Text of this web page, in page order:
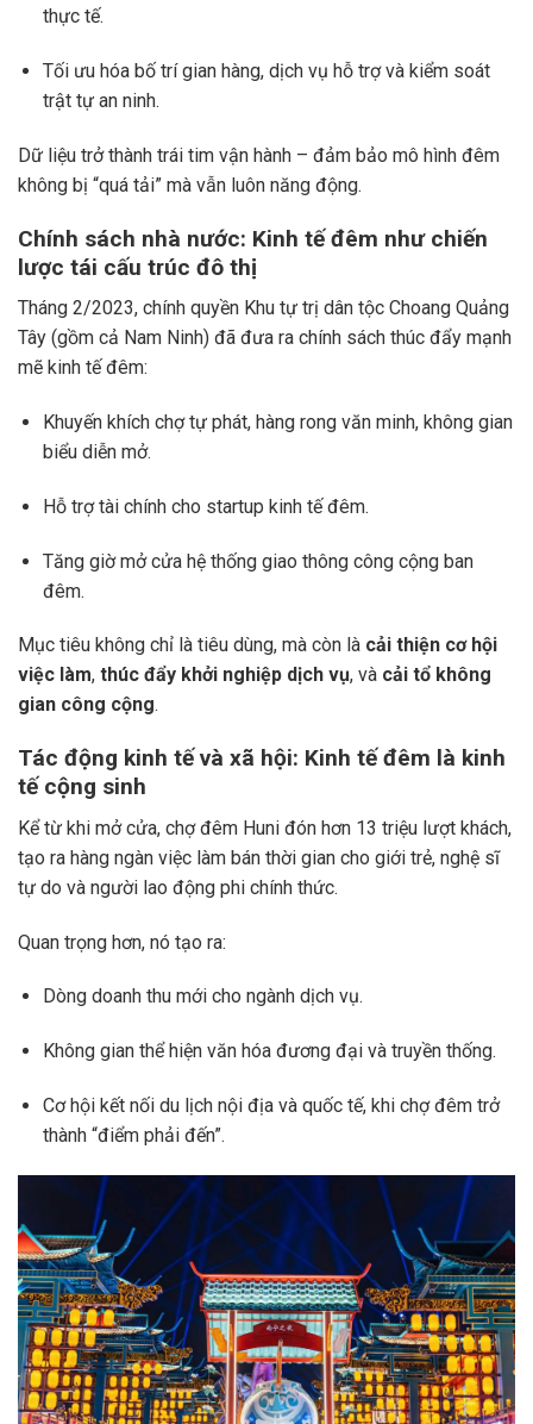
thực tế.
Tối ưu hóa bố trí gian hàng, dịch vụ hỗ trợ và kiểm soát
trật tự an ninh.
Dữ liệu trở thành trái tim vận hành – đảm bảo mô hình đêm
không bị “quá tải” mà vẫn luôn năng động.
Chính sách nhà nước: Kinh tế đêm như chiến
lược tái cấu trúc đô thị
Tháng 2/2023, chính quyền Khu tự trị dân tộc Choang Quảng
Tây (gồm cả Nam Ninh) đã đưa ra chính sách thúc đẩy mạnh
mẽ kinh tế đêm:
Khuyến khích chợ tự phát, hàng rong văn minh, không gian
biểu diễn mở.
Hỗ trợ tài chính cho startup kinh tế đêm.
Tăng giờ mở cửa hệ thống giao thông công cộng ban
đêm.
Mục tiêu không chỉ là tiêu dùng, mà còn là cải thiện cơ hội
việc làm, thúc đẩy khởi nghiệp dịch vụ, và cải tổ không
gian công cộng.
Tác động kinh tế và xã hội: Kinh tế đêm là kinh
tế cộng sinh
Kể từ khi mở cửa, chợ đêm Huni đón hơn 13 triệu lượt khách,
tạo ra hàng ngàn việc làm bán thời gian cho giới trẻ, nghệ sĩ
tự do và người lao động phi chính thức.
Quan trọng hơn, nó tạo ra:
Dòng doanh thu mới cho ngành dịch vụ.
Không gian thể hiện văn hóa đương đại và truyền thống.
Cơ hội kết nối du lịch nội địa và quốc tế, khi chợ đêm trở
thành “điểm phải đến”.